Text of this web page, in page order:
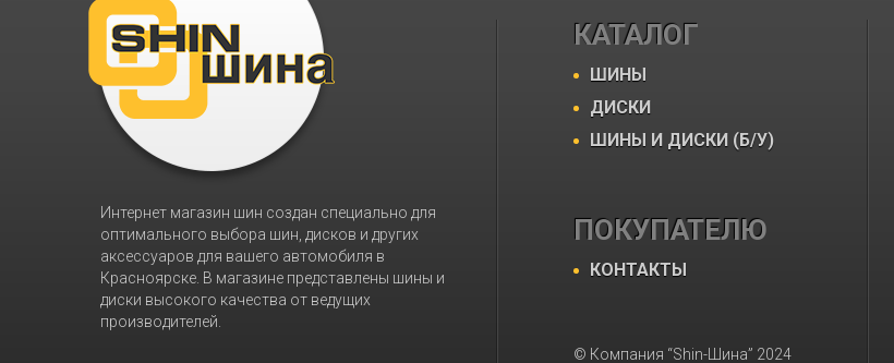
Интернет магазин шин создан специально для
оптимального выбора шин, дисков и других
аксессуаров для вашего автомобиля в
Красноярске. В магазине представлены шины и
диски высокого качества от ведущих
производителей.
КАТАЛОГ
ШИНЫ
ДИСКИ
ШИНЫ И ДИСКИ (Б/У)
ПОКУПАТЕЛЮ
КОНТАКТЫ
© Компания “Shin-Шина” 2024